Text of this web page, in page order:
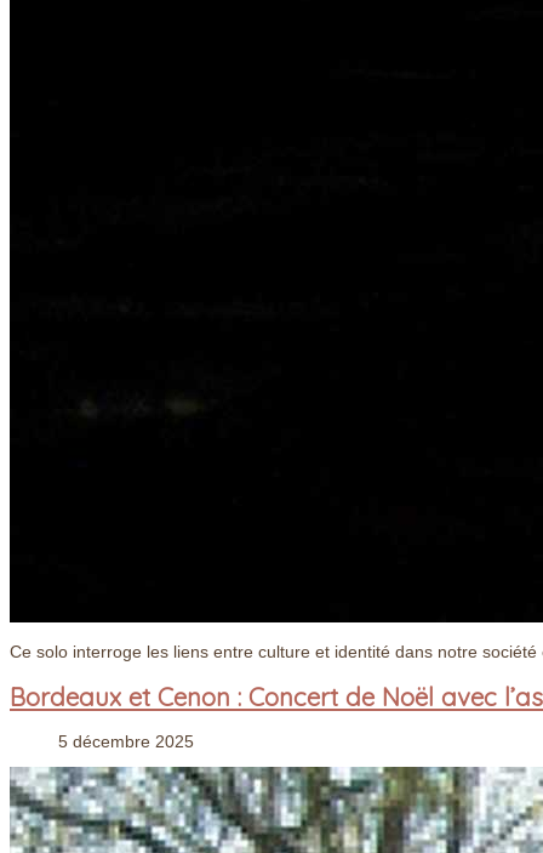
Ce solo interroge les liens entre culture et identité dans notre société
Bordeaux et Cenon : Concert de Noël avec
5 décembre 2025